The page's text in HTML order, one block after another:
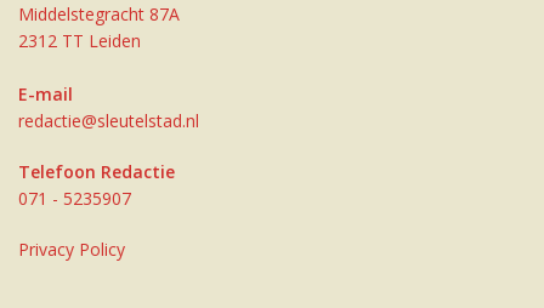
Middelstegracht 87A
2312 TT Leiden
E-mail
redactie@sleutelstad.nl
Telefoon Redactie
071 - 5235907
Privacy Policy